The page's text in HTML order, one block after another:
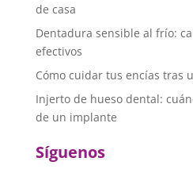
de casa
Dentadura sensible al frío:
efectivos
Cómo cuidar tus encías tras
Injerto de hueso dental:
de un implante
Síguenos